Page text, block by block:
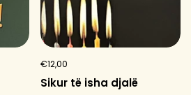
€12,00
Sikur të isha djalë